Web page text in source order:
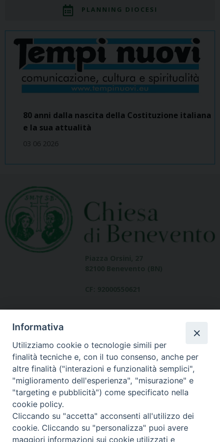
PLANNING DIOCESI
80 anni dalla nascita della Costituzione italiana
e la sua attualità
03 06 2026
Dove siamo
contatti
Area riservata
Informativa
Utilizziamo cookie o tecnologie simili per
finalità tecniche e, con il tuo consenso, anche per
altre finalità ("interazioni e funzionalità semplici",
"miglioramento dell'esperienza", "misurazione" e
"targeting e pubblicità") come specificato nella
cookie policy.
Cliccando su "accetta" acconsenti all'utilizzo dei
cookie. Cliccando su "personalizza" puoi avere
maggiori informazioni sui cookie utilizzati e